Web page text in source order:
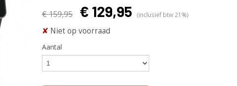
€ 159,95 € 129,95 (inclusief btw 21%)
✘ Niet op voorraad
Aantal